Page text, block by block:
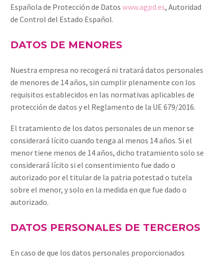
Española de Protección de Datos www.agpd.es, Autoridad
de Control del Estado Español.
DATOS DE MENORES
Nuestra empresa no recogerá ni tratará datos personales
de menores de 14 años, sin cumplir plenamente con los
requisitos establecidos en las normativas aplicables de
protección de datos y el Reglamento de la UE 679/2016.
El tratamiento de los datos personales de un menor se
considerará lícito cuando tenga al menos 14 años. Si el
menor tiene menos de 14 años, dicho tratamiento solo se
considerará lícito si el consentimiento fue dado o
autorizado por el titular de la patria potestad o tutela
sobre el menor, y solo en la medida en que fue dado o
autorizado.
DATOS PERSONALES DE TERCEROS
En caso de que los datos personales proporcionados